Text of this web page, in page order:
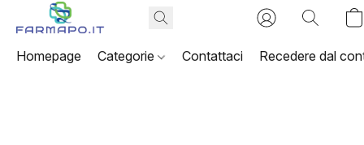
Homepage Categorie Contattaci Recedere dal